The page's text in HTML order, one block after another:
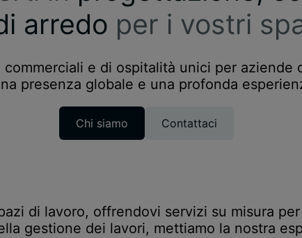
arredo per i vostri
e di ospitalità unici per aziende
presenza globale e una profonda
Chi siamo Contattaci
di lavoro, offrendovi servizi su misura
gestione dei lavori, mettiamo la nostra